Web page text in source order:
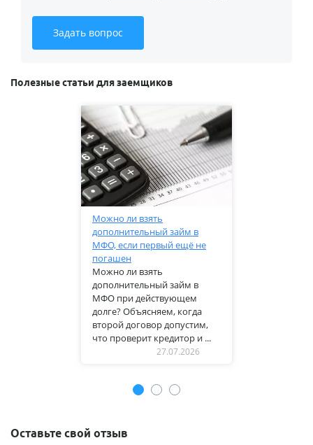
Задать вопрос
Полезные статьи для заемщиков
Можно ли взять
дополнительный займ в
МФО, если первый ещё не
погашен
Можно ли взять
дополнительный займ в
МФО при действующем
долге? Объясняем, когда
второй договор допустим,
что проверит кредитор и ...
27.07.2026
Оставьте свой отзыв